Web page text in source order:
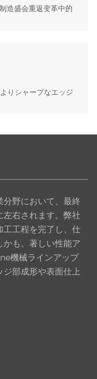
造盛会重返变革中的
りシャープなエッジ
野において、最終
右されます。弊社
工工程を完了し、仕
も、著しい性能ア
機械ラインアップ
部成形や表面仕上